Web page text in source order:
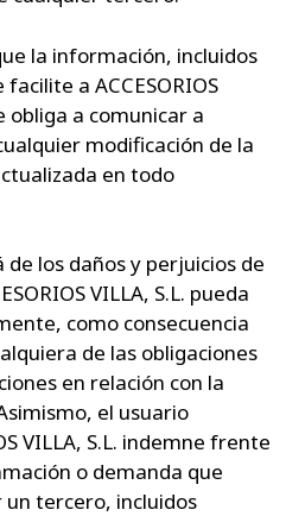
la información, incluidos
a ACCESORIOS
obliga a comunicar a
modificación de la
en todo
los daños y perjuicios de
VILLA, S.L. pueda
como consecuencia
de las obligaciones
en relación con la
el usuario
VILLA, S.L. indemne frente
o demanda que
tercero, incluidos